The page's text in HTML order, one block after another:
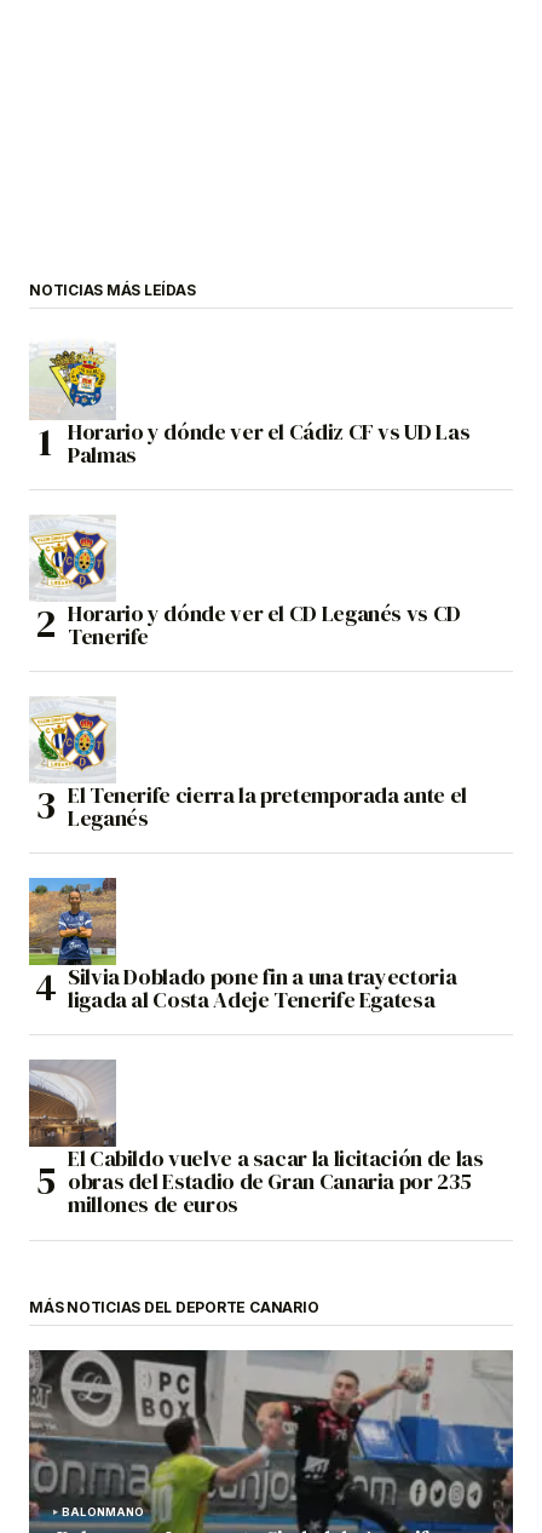
NOTICIAS MÁS LEÍDAS
Horario y dónde ver el Cádiz CF vs UD Las
Palmas
Horario y dónde ver el CD Leganés vs CD
Tenerife
El Tenerife cierra la pretemporada ante el
Leganés
Silvia Doblado pone fin a una trayectoria
ligada al Costa Adeje Tenerife Egatesa
El Cabildo vuelve a sacar la licitación de las
obras del Estadio de Gran Canaria por 235
millones de euros
MÁS NOTICIAS DEL DEPORTE CANARIO
BALONMANO